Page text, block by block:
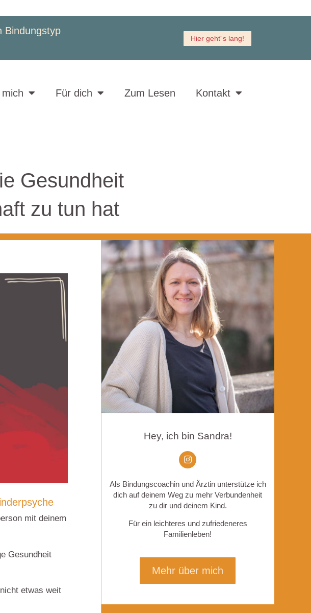
Bindungstyp
Hier geht´s lang!
Für dich Zum Lesen Kontakt
Gesundheit
zu tun hat
mit deinem
Gesundheit
etwas weit
Hey, ich bin Sandra!
Als Bindungscoachin und Ärztin unterstütze ich
dich auf deinem Weg zu mehr Verbundenheit
zu dir und deinem Kind.
Für ein leichteres und zufriedeneres
Familienleben!
Mehr über mich